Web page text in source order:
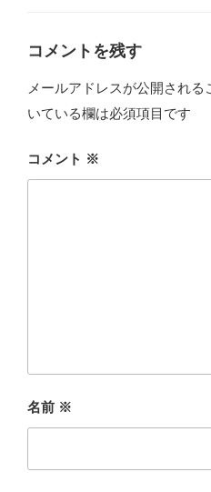
コメントを残す
メールアドレスが公開される
いている欄は必須項目です
コメント ※
名前 ※